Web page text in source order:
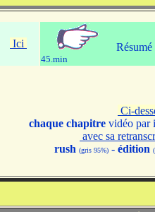
Ici
45.min
Ci-
chaque chapitre vidéo par
avec sa
rush (gris 95%) - édition